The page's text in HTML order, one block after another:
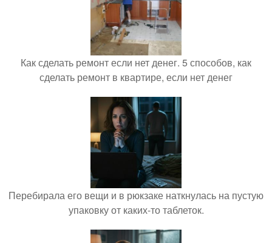
Как сделать ремонт если нет денег. 5 способов, как
сделать ремонт в квартире, если нет денег
Перебирала его вещи и в рюкзаке наткнулась на пустую
упаковку от каких-то таблеток.